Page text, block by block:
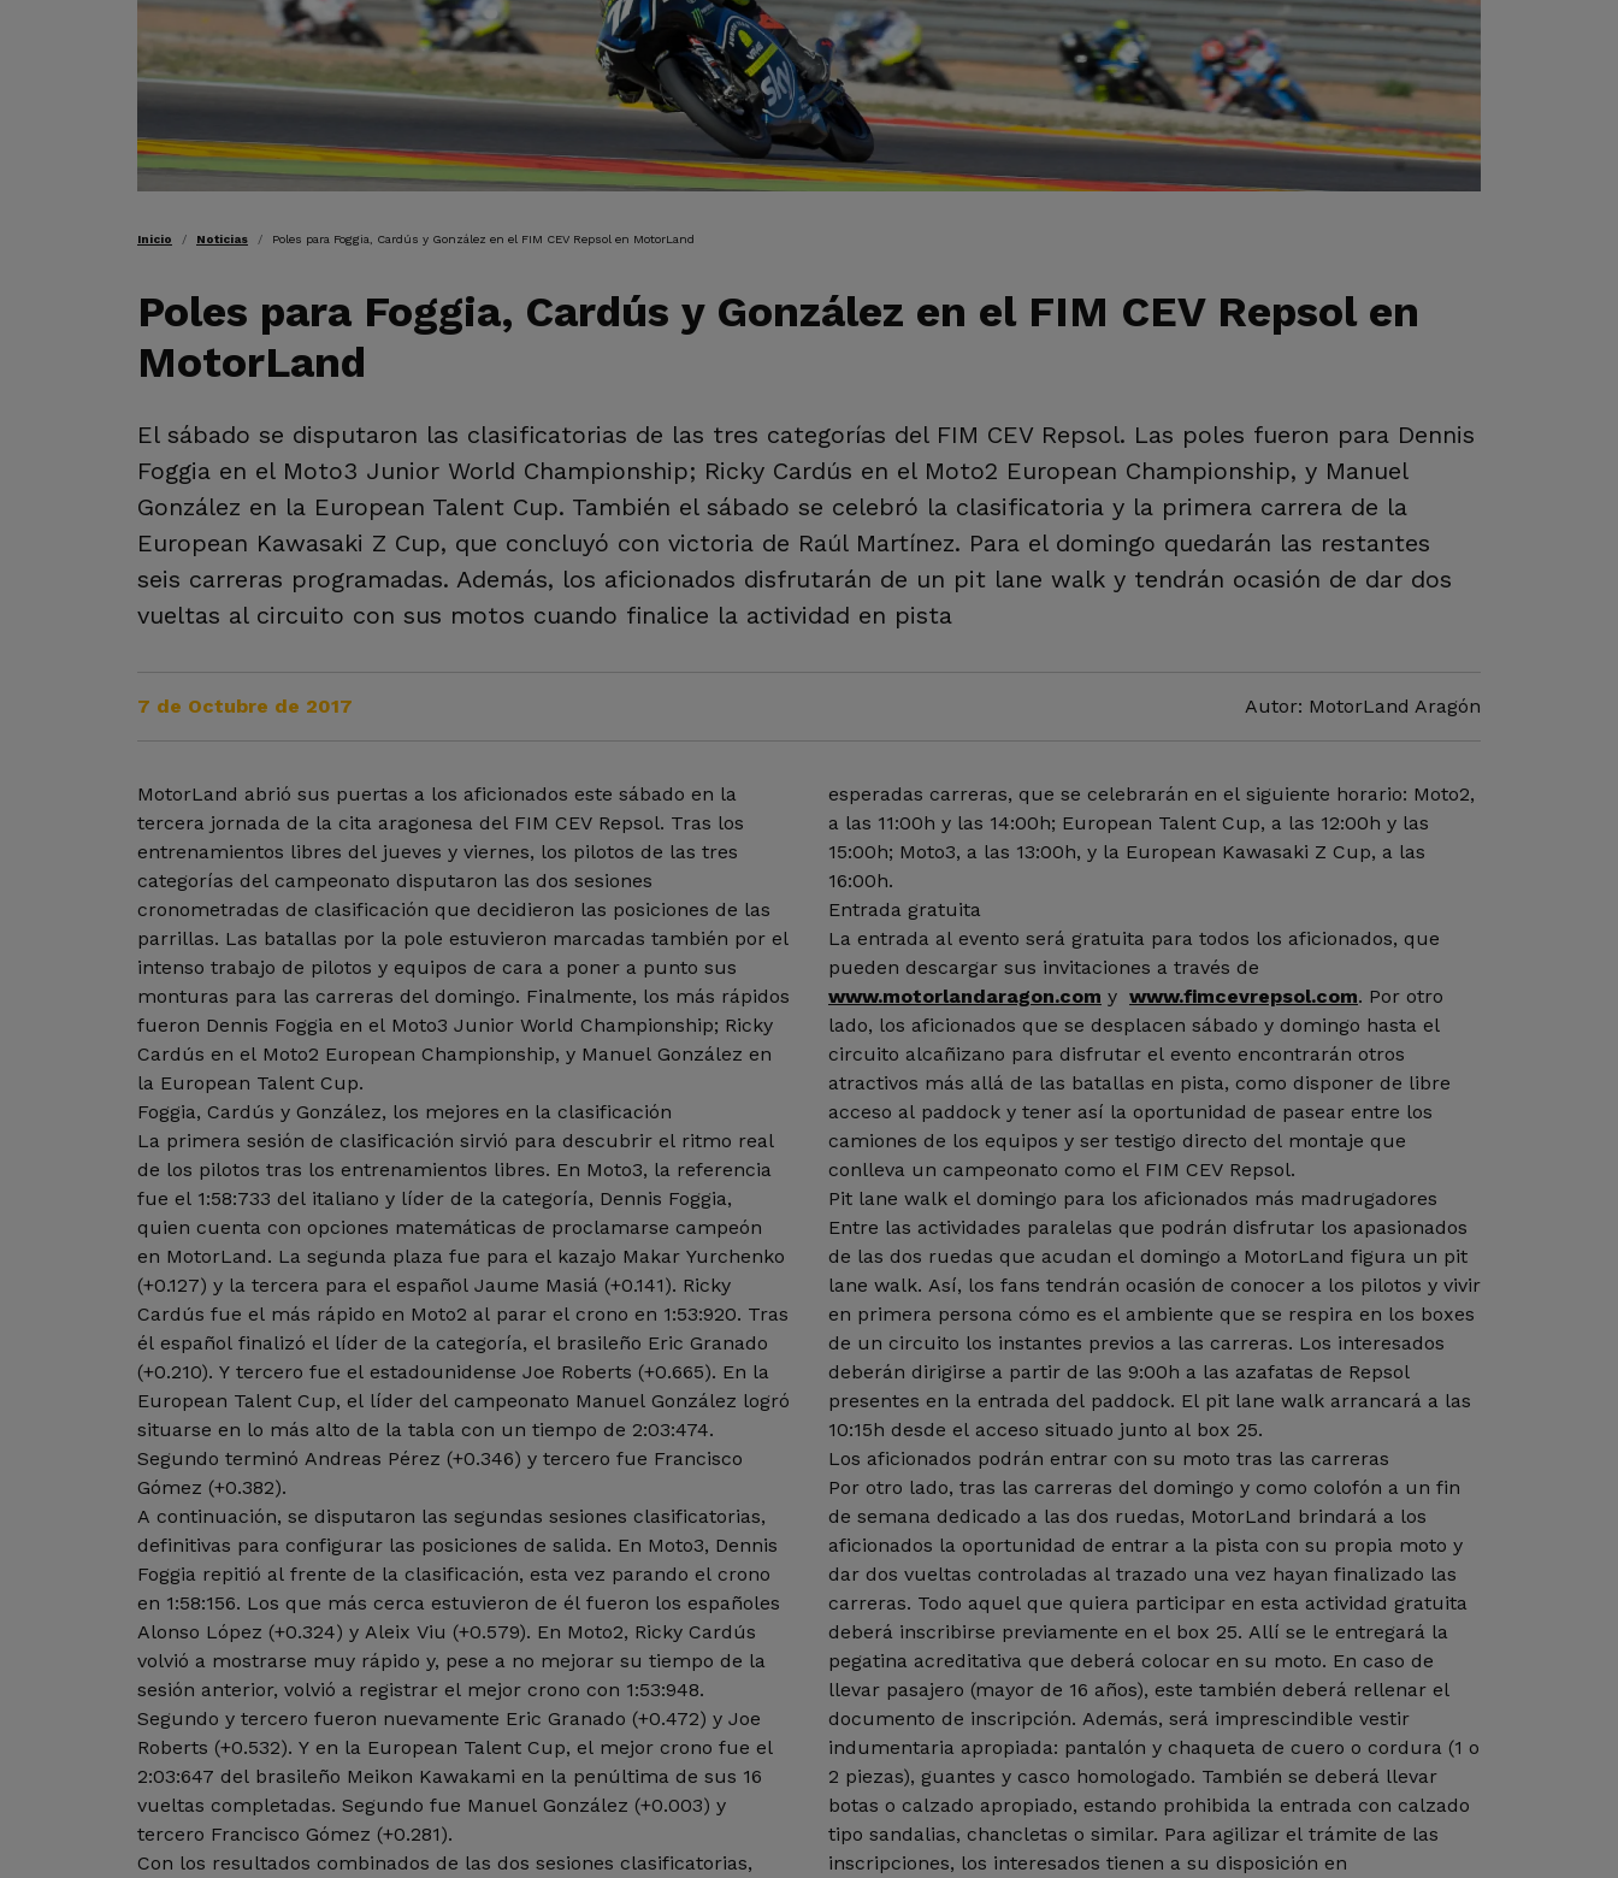
RUTA DE NAVEGACIÓN
Inicio Noticias Poles para Foggia, Cardús y González en el FIM CEV Repsol en MotorLand
Poles para Foggia, Cardús y González en el FIM CEV Repsol en
MotorLand
El sábado se disputaron las clasificatorias de las tres categorías del FIM CEV Repsol. Las poles fueron para Dennis
Foggia en el Moto3 Junior World Championship; Ricky Cardús en el Moto2 European Championship, y Manuel
González en la European Talent Cup. También el sábado se celebró la clasificatoria y la primera carrera de la
European Kawasaki Z Cup, que concluyó con victoria de Raúl Martínez. Para el domingo quedarán las restantes
seis carreras programadas. Además, los aficionados disfrutarán de un pit lane walk y tendrán ocasión de dar dos
vueltas al circuito con sus motos cuando finalice la actividad en pista
7 de Octubre de 2017 Autor: MotorLand Aragón
MotorLand abrió sus puertas a los aficionados este sábado en la
tercera jornada de la cita aragonesa del FIM CEV Repsol. Tras los
entrenamientos libres del jueves y viernes, los pilotos de las tres
categorías del campeonato disputaron las dos sesiones
cronometradas de clasificación que decidieron las posiciones de las
parrillas. Las batallas por la pole estuvieron marcadas también por el
intenso trabajo de pilotos y equipos de cara a poner a punto sus
monturas para las carreras del domingo. Finalmente, los más rápidos
fueron Dennis Foggia en el Moto3 Junior World Championship; Ricky
Cardús en el Moto2 European Championship, y Manuel González en
la European Talent Cup.
Foggia, Cardús y González, los mejores en la clasificación
La primera sesión de clasificación sirvió para descubrir el ritmo real
de los pilotos tras los entrenamientos libres. En Moto3, la referencia
fue el 1:58:733 del italiano y líder de la categoría, Dennis Foggia,
quien cuenta con opciones matemáticas de proclamarse campeón
en MotorLand. La segunda plaza fue para el kazajo Makar Yurchenko
(+0.127) y la tercera para el español Jaume Masiá (+0.141). Ricky
Cardús fue el más rápido en Moto2 al parar el crono en 1:53:920. Tras
él español finalizó el líder de la categoría, el brasileño Eric Granado
(+0.210). Y tercero fue el estadounidense Joe Roberts (+0.665). En la
European Talent Cup, el líder del campeonato Manuel González logró
situarse en lo más alto de la tabla con un tiempo de 2:03:474.
Segundo terminó Andreas Pérez (+0.346) y tercero fue Francisco
Gómez (+0.382).
A continuación, se disputaron las segundas sesiones clasificatorias,
definitivas para configurar las posiciones de salida. En Moto3, Dennis
Foggia repitió al frente de la clasificación, esta vez parando el crono
en 1:58:156. Los que más cerca estuvieron de él fueron los españoles
Alonso López (+0.324) y Aleix Viu (+0.579). En Moto2, Ricky Cardús
volvió a mostrarse muy rápido y, pese a no mejorar su tiempo de la
sesión anterior, volvió a registrar el mejor crono con 1:53:948.
Segundo y tercero fueron nuevamente Eric Granado (+0.472) y Joe
Roberts (+0.532). Y en la European Talent Cup, el mejor crono fue el
2:03:647 del brasileño Meikon Kawakami en la penúltima de sus 16
vueltas completadas. Segundo fue Manuel González (+0.003) y
tercero Francisco Gómez (+0.281).
Con los resultados combinados de las dos sesiones clasificatorias,
esperadas carreras, que se celebrarán en el siguiente horario: Moto2,
a las 11:00h y las 14:00h; European Talent Cup, a las 12:00h y las
15:00h; Moto3, a las 13:00h, y la European Kawasaki Z Cup, a las
16:00h.
Entrada gratuita
La entrada al evento será gratuita para todos los aficionados, que
pueden descargar sus invitaciones a través de
www.motorlandaragon.com y www.fimcevrepsol.com. Por otro
lado, los aficionados que se desplacen sábado y domingo hasta el
circuito alcañizano para disfrutar el evento encontrarán otros
atractivos más allá de las batallas en pista, como disponer de libre
acceso al paddock y tener así la oportunidad de pasear entre los
camiones de los equipos y ser testigo directo del montaje que
conlleva un campeonato como el FIM CEV Repsol.
Pit lane walk el domingo para los aficionados más madrugadores
Entre las actividades paralelas que podrán disfrutar los apasionados
de las dos ruedas que acudan el domingo a MotorLand figura un pit
lane walk. Así, los fans tendrán ocasión de conocer a los pilotos y vivir
en primera persona cómo es el ambiente que se respira en los boxes
de un circuito los instantes previos a las carreras. Los interesados
deberán dirigirse a partir de las 9:00h a las azafatas de Repsol
presentes en la entrada del paddock. El pit lane walk arrancará a las
10:15h desde el acceso situado junto al box 25.
Los aficionados podrán entrar con su moto tras las carreras
Por otro lado, tras las carreras del domingo y como colofón a un fin
de semana dedicado a las dos ruedas, MotorLand brindará a los
aficionados la oportunidad de entrar a la pista con su propia moto y
dar dos vueltas controladas al trazado una vez hayan finalizado las
carreras. Todo aquel que quiera participar en esta actividad gratuita
deberá inscribirse previamente en el box 25. Allí se le entregará la
pegatina acreditativa que deberá colocar en su moto. En caso de
llevar pasajero (mayor de 16 años), este también deberá rellenar el
documento de inscripción. Además, será imprescindible vestir
indumentaria apropiada: pantalón y chaqueta de cuero o cordura (1 o
2 piezas), guantes y casco homologado. También se deberá llevar
botas o calzado apropiado, estando prohibida la entrada con calzado
tipo sandalias, chancletas o similar. Para agilizar el trámite de las
inscripciones, los interesados tienen a su disposición en